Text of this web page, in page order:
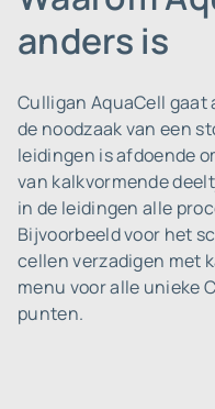
anders is
Culligan AquaCell gaat
de noodzaak van een
leidingen is afdoende
van kalkvormende
in de leidingen alle
Bijvoorbeeld voor het
cellen verzadigen met
menu voor alle unieke
punten.